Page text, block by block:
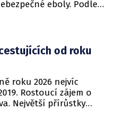
eboly. Podle
od roku
roku 2026 nejvíc
Rostoucí zájem o
Největší přírůstky